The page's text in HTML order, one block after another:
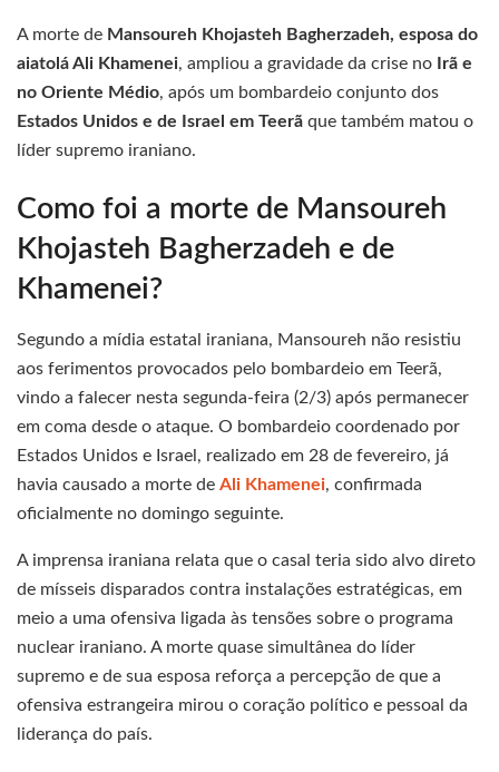
A morte de Mansoureh Khojasteh Bagherzadeh, esposa do
aiatolá Ali Khamenei, ampliou a gravidade da crise no
Irã e
no Oriente Médio, após um bombardeio conjunto dos
Estados Unidos e de Israel em Teerã que também matou o
líder supremo iraniano.
Como foi a morte de Mansoureh
Khojasteh Bagherzadeh e de
Khamenei?
Segundo a mídia estatal iraniana, Mansoureh não resistiu
aos ferimentos provocados pelo bombardeio em Teerã,
vindo a falecer nesta segunda-feira (2/3) após permanecer
em coma desde o ataque. O bombardeio coordenado por
Estados Unidos e Israel, realizado em 28 de fevereiro, já
havia causado a morte de Ali Khamenei, confirmada
oficialmente no domingo seguinte.
A imprensa iraniana relata que o casal teria sido alvo direto
de mísseis disparados contra instalações estratégicas, em
meio a uma ofensiva ligada às tensões sobre o programa
nuclear iraniano. A morte quase simultânea do líder
supremo e de sua esposa reforça a percepção de que a
ofensiva estrangeira mirou o coração político e pessoal da
liderança do país.